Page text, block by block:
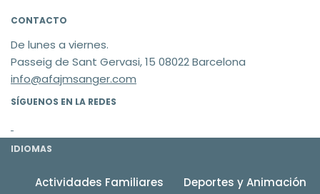
CONTACTO
De lunes a viernes.
Passeig de Sant Gervasi, 15 08022 Barcelona
info@afajmsanger.com
SÍGUENOS EN LA REDES
IDIOMAS
Actividades Familiares
Deportes y Animación